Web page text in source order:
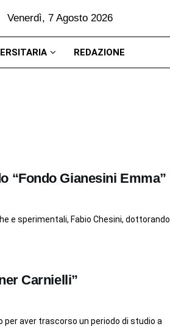
Venerdì, 7 Agosto 2026
REDAZIONE
“Fondo Gianesini Emma”
e sperimentali, Fabio Chesini, dottorando
Carnielli”
aver trascorso un periodo di studio a